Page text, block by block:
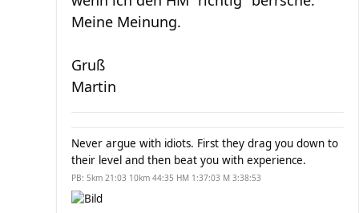
Meine Meinung.
Gruß
Martin
Never argue with idiots. First they drag you down to
their level and then beat you with experience.
PB: 5km 21:03 10km 44:35 HM 1:37:03 M 3:38:53